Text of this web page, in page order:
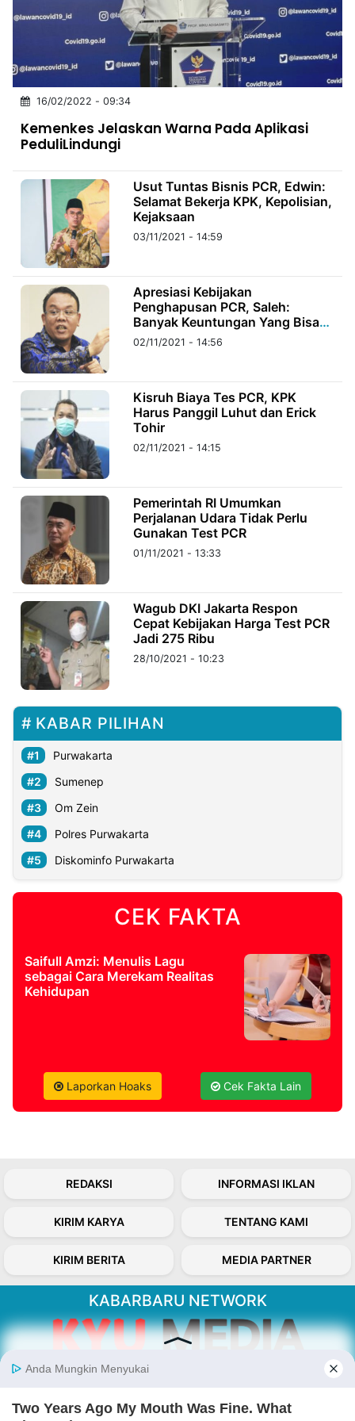
INDONESIA
Partner
NTB
Time
IDN
Jogja
Rakyat
News
Notice
Baru
Follow
Kabarbaru
Kabarbaru.co
2026
Kabarbaru
Media
Holding
16/02/2022 - 09:34
Kemenkes Jelaskan Warna Pada Aplikasi
PeduliLindungi
Usut Tuntas Bisnis PCR, Edwin:
Selamat Bekerja KPK, Kepolisian,
Kejaksaan
03/11/2021 - 14:59
Apresiasi Kebijakan
Penghapusan PCR, Saleh:
Banyak Keuntungan Yang Bisa
Diperoleh
02/11/2021 - 14:56
Kisruh Biaya Tes PCR, KPK
Harus Panggil Luhut dan Erick
Tohir
02/11/2021 - 14:15
Pemerintah RI Umumkan
Perjalanan Udara Tidak Perlu
Gunakan Test PCR
01/11/2021 - 13:33
Wagub DKI Jakarta Respon
Cepat Kebijakan Harga Test PCR
Jadi 275 Ribu
28/10/2021 - 10:23
KABAR PILIHAN
Purwakarta
Sumenep
Om Zein
Polres Purwakarta
Diskominfo Purwakarta
CEK FAKTA
Saifull Amzi: Menulis Lagu
sebagai Cara Merekam Realitas
Kehidupan
Laporkan Hoaks Cek Fakta Lain
REDAKSI INFORMASI IKLAN
KIRIM KARYA TENTANG KAMI
KIRIM BERITA MEDIA PARTNER
KABARBARU NETWORK